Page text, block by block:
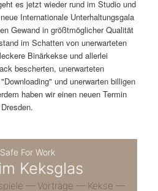
es jetzt wieder rund im Studio und
Internationale Unterhaltungsgala
Gewand in größtmöglicher Qualität
im Schatten von unerwarteten
Binärkekse und allerlei
bescherten, unerwarteten
und unerwarten billigen
haben wir einen neuen Termin